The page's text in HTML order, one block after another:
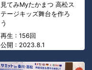
見てみMyたかまつ 高松ス
テージキッズ舞台を作ろ
う
再生 : 156回
公開 : 2023.8.1